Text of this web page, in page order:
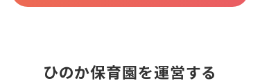
ひのか保育園を運営する